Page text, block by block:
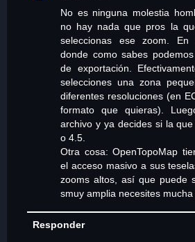
No es ninguna molestia
no hay nada que pros la
seleccionas ese zoom.
donde como sabes
de exportación.
selecciones una zona
diferentes resoluciones (en
formato que quieras).
archivo y ya decides si la
o 4.5.
Otra cosa: OpenTopoMap
el acceso masivo a sus
zooms altos, así que puede
smuy amplia necesites mucha
Responder